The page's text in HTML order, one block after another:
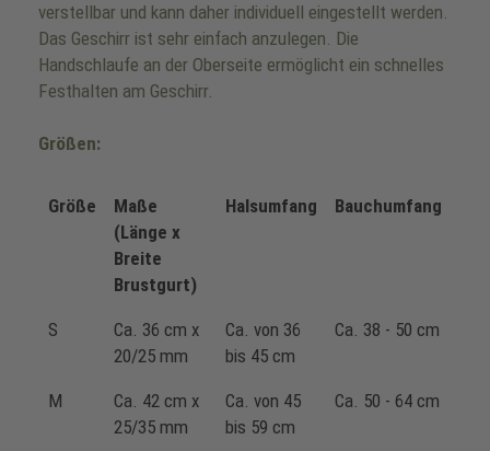
verstellbar und kann daher individuell eingestellt werden.
Das Geschirr ist sehr einfach anzulegen. Die
Handschlaufe an der Oberseite ermöglicht ein schnelles
Festhalten am Geschirr.
Größen:
Größe
Maße
(Länge x
Breite
Brustgurt)
Halsumfang Bauchumfang
S
Ca. 36 cm x
20/25 mm
Ca. von 36
bis 45 cm
Ca. 38 - 50 cm
M
Ca. 42 cm x
25/35 mm
Ca. von 45
bis 59 cm
Ca. 50 - 64 cm